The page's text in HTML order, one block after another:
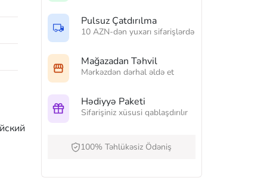
Pulsuz Çatdırılma
10 AZN-dən yuxarı sifarişlərdə
Mağazadan Təhvil
Mərkəzdən dərhal əldə et
Hədiyyə Paketi
Sifarişiniz xüsusi qablaşdırılır
100% Təhlükəsiz Ödəniş